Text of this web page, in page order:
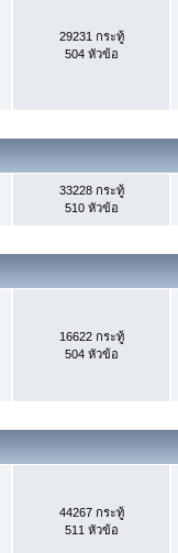
29231 กระทู้
504 หัวข้อ
33228 กระทู้
510 หัวข้อ
16622 กระทู้
504 หัวข้อ
44267 กระทู้
511 หัวข้อ